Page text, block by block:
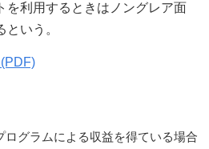
を利用するときはノングレア面
いう。
グラムによる収益を得ている場合